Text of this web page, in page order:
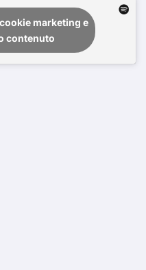
marketing e
contenuto